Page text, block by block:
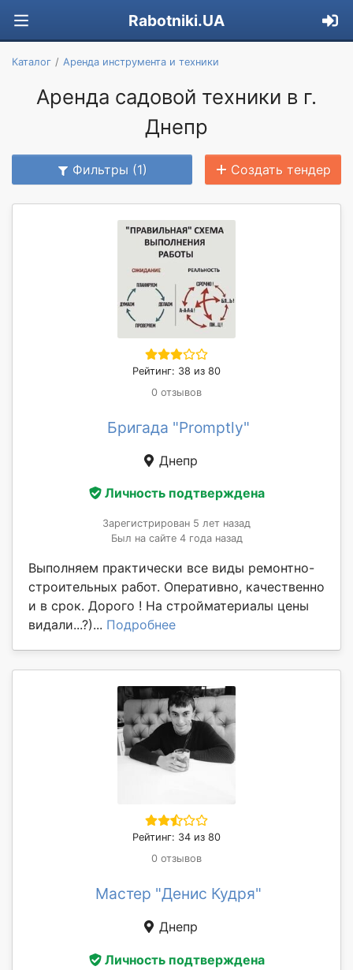
Rabotniki.UA
Каталог Аренда инструмента и техники
Аренда садовой техники в г.
Днепр
Фильтры (1) Создать тендер
Рейтинг: 38 из 80
0 отзывов
Бригада "Promptly"
Днепр
Личность подтверждена
Зарегистрирован 5 лет назад
Был на сайте 4 года назад
Выполняем практически все виды ремонтно-
строительных работ. Оперативно, качественно
и в срок. Дорого ! На стройматериалы цены
видали...?)... Подробнее
Рейтинг: 34 из 80
0 отзывов
Мастер "Денис Кудря"
Днепр
Личность подтверждена